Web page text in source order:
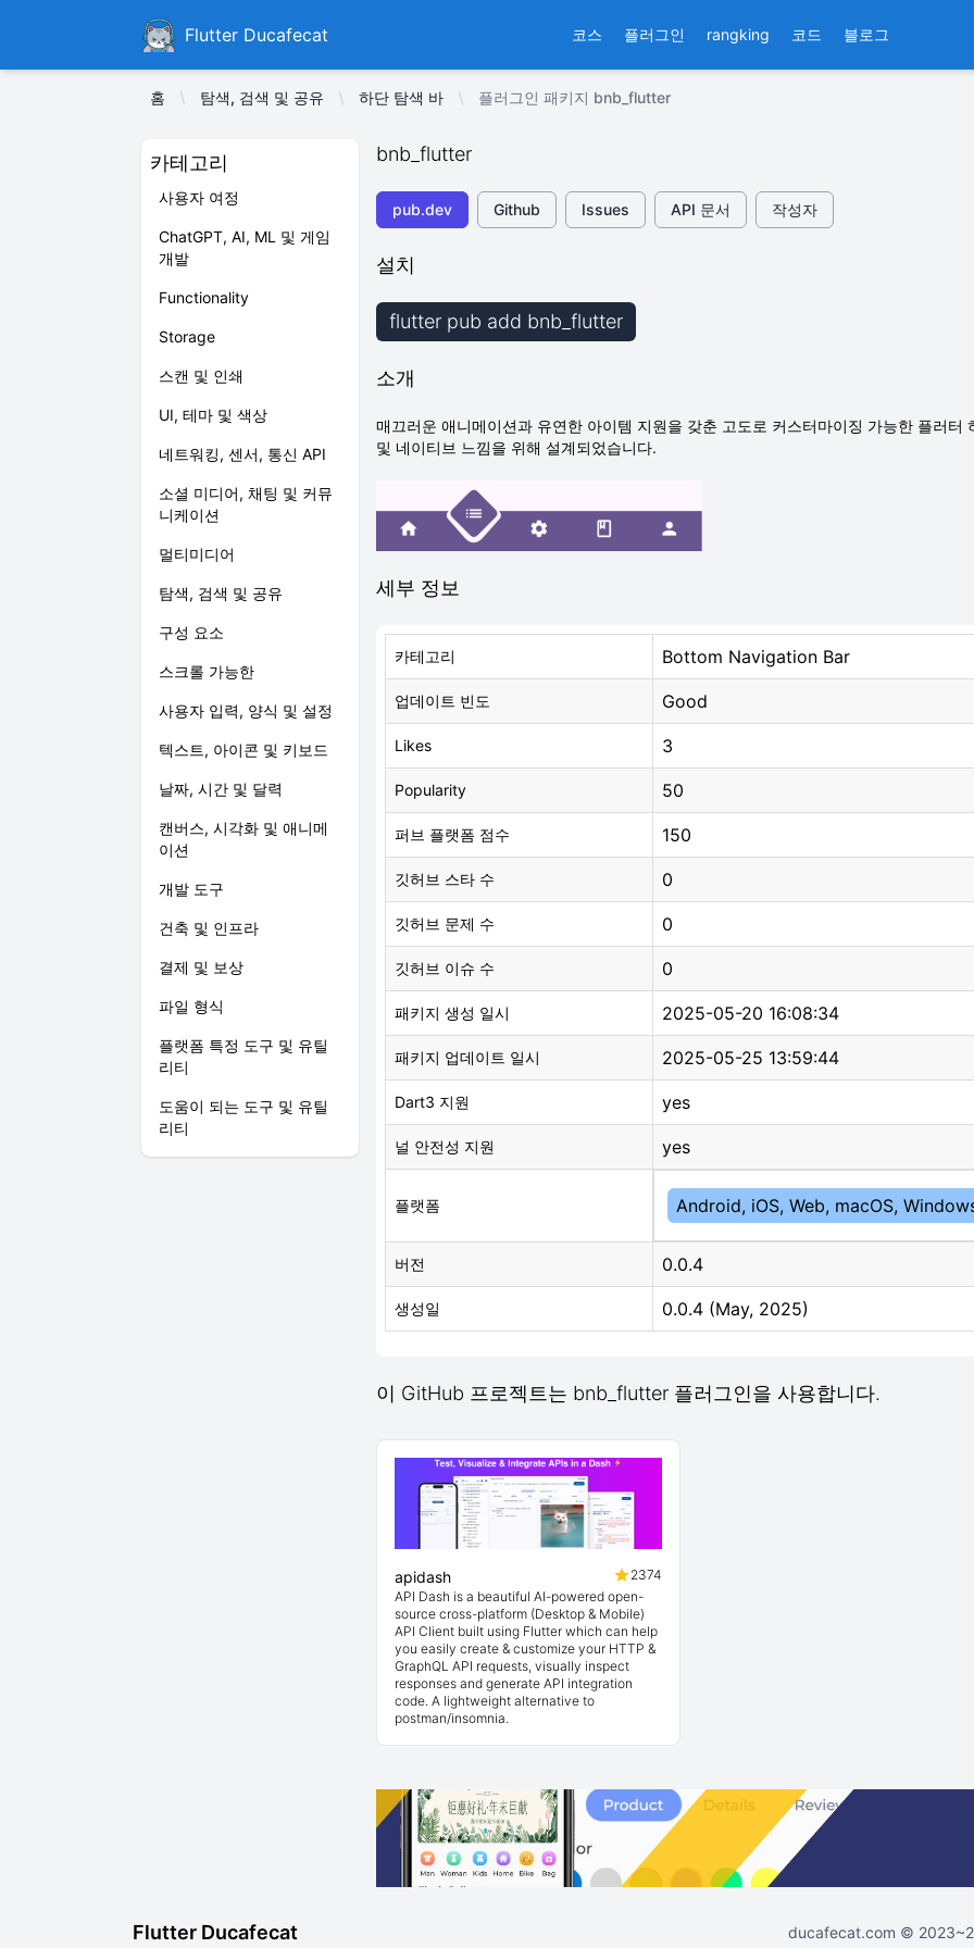
DucafecatFlutter Ducafecat 코스 플러그인 rangking 코드 블로그
홈 탐색, 검색 및 공유 하단 탐색 바 플러그인 패키지 bnb_flutter
카테고리
사용자 여정
ChatGPT, AI, ML 및 게임
개발
Functionality
Storage
스캔 및 인쇄
UI, 테마 및 색상
네트워킹, 센서, 통신 API
소셜 미디어, 채팅 및 커뮤
니케이션
멀티미디어
탐색, 검색 및 공유
구성 요소
스크롤 가능한
사용자 입력, 양식 및 설정
텍스트, 아이콘 및 키보드
날짜, 시간 및 달력
캔버스, 시각화 및 애니메
이션
개발 도구
건축 및 인프라
결제 및 보상
파일 형식
플랫폼 특정 도구 및 유틸
리티
도움이 되는 도구 및 유틸
리티
bnb_flutter
pub.dev Github Issues API 문서 작성자
설치
flutter pub add bnb_flutter
소개
매끄러운 애니메이션과 유연한 아이템 지원을 갖춘 고도로 커스터마이징 가능한 플러터
및 네이티브 느낌을 위해 설계되었습니다.
세부 정보
카테고리 Bottom Navigation Bar
업데이트 빈도 Good
Likes 3
Popularity 50
퍼브 플랫폼 점수 150
깃허브 스타 수 0
깃허브 문제 수 0
깃허브 이슈 수 0
패키지 생성 일시 2025-05-20 16:08:34
패키지 업데이트 일시 2025-05-25 13:59:44
Dart3 지원 yes
널 안전성 지원 yes
플랫폼 Android, iOS, Web, macOS,
버전 0.0.4
생성일 0.0.4 (May, 2025)
이 GitHub 프로젝트는 bnb_flutter 플러그인을 사용합니다.
apidash
2374
API Dash is a beautiful AI-powered open-
source cross-platform (Desktop & Mobile)
API Client built using Flutter which can help
you easily create & customize your HTTP &
GraphQL API requests, visually inspect
responses and generate API integration
code. A lightweight alternative to
postman/insomnia.
Flutter Ducafecat ducafecat.com ©